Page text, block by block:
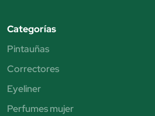
Categorías
Pintauñas
Correctores
Eyeliner
Perfumes mujer